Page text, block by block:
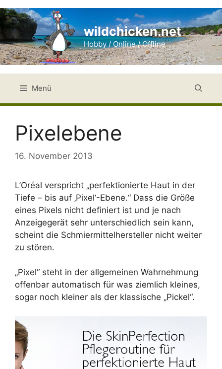
Zum
Inhalt
springen
wildchicken.net
Hobby / Online / Offline
Menü
Pixelebene
16. November 2013
L’Oréal verspricht „perfektionierte Haut in der
Tiefe – bis auf ‚Pixel‘-Ebene.“ Dass die Größe
eines Pixels nicht definiert ist und je nach
Anzeigegerät sehr unterschiedlich sein kann,
scheint die Schmiermittelhersteller nicht weiter
zu stören.
„Pixel“ steht in der allgemeinen Wahrnehmung
offenbar automatisch für was ziemlich kleines,
sogar noch kleiner als der klassische „Pickel“.